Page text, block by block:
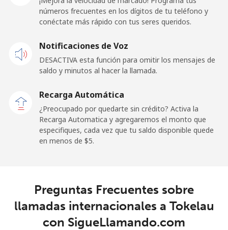
Línea fija ⁦42.9¢⁩ 23 min por ⁦$10⁩ -
Tokelau
country
⁦242.9¢⁩
Tonga
Trinidad And Tobago
números frecuentes en los dígitos de tu teléfono y
conéctate más rápido con tus seres queridos.
Notificaciones de Voz
DESACTIVA esta función para omitir los mensajes de
saldo y minutos al hacer la llamada.
Recarga Automática
¿Preocupado por quedarte sin crédito? Activa la
Recarga Automatica y agregaremos el monto que
especifiques, cada vez que tu saldo disponible quede
en menos de ⁦$5⁩.
Preguntas Frecuentes sobre
llamadas internacionales a Tokelau
con SigueLlamando.com